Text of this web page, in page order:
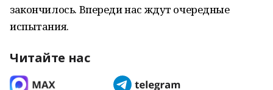
закончилось. Впереди нас ждут очередные
испытания.
Читайте нас